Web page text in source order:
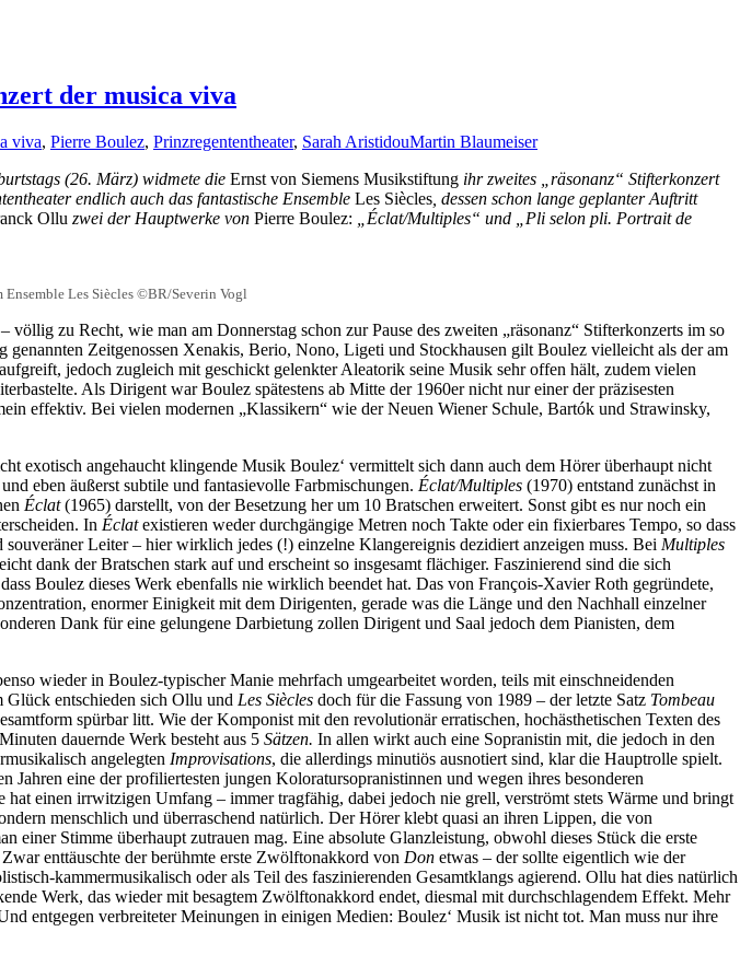
der musica viva
viva, Pierre Boulez, Prinzregententheater, Sarah AristidouMartin Blaumeiser
(26. März) widmete die Ernst von Siemens Musikstiftung ihr zweites „räsonanz“ Stifterkonzert
endlich auch das fantastische Ensemble Les Siècles , dessen schon lange geplanter Auftritt
Ollu zwei der Hauptwerke von Pierre Boulez:
„Éclat/Multiples“ und „Pli selon pli. Portrait de
Les Siècles ©BR/Severin Vogl
zu Recht, wie man am Donnerstag schon zur Pause des zweiten „räsonanz“ Stifterkonzerts im so
Zeitgenossen Xenakis, Berio, Nono, Ligeti und Stockhausen gilt Boulez vielleicht als der am
jedoch zugleich mit geschickt gelenkter Aleatorik seine Musik sehr offen hält, zudem vielen
Als Dirigent war Boulez spätestens ab Mitte der 1960er nicht nur einer der präzisesten
effektiv. Bei vielen modernen „Klassikern“ wie der Neuen Wiener Schule, Bartók und Strawinsky,
exotisch angehaucht klingende Musik Boulez‘ vermittelt sich dann auch dem Hörer überhaupt nicht
eben äußerst subtile und fantasievolle Farbmischungen. Éclat/Multiples (1970) entstand zunächst in
Éclat(1965) darstellt, von der Besetzung her um 10 Bratschen erweitert. Sonst gibt es nur noch ein
In Éclatexistieren weder durchgängige Metren noch Takte oder ein fixierbares Tempo, so dass
souveräner Leiter – hier wirklich jedes (!) einzelne Klangereignis dezidiert anzeigen muss. Bei Multiples
dank der Bratschen stark auf und erscheint so insgesamt flächiger. Faszinierend sind die sich
Boulez dieses Werk ebenfalls nie wirklich beendet hat. Das von François-Xavier Roth gegründete,
enormer Einigkeit mit dem Dirigenten, gerade was die Länge und den Nachhall einzelner
Dank für eine gelungene Darbietung zollen Dirigent und Saal jedoch dem Pianisten, dem
wieder in Boulez-typischer Manie mehrfach umgearbeitet worden, teils mit einschneidenden
Glück entschieden sich Ollu und Les Siècles doch für die Fassung von 1989 – der letzte Satz Tombeau
spürbar litt. Wie der Komponist mit den revolutionär erratischen, hochästhetischen Texten des
dauernde Werk besteht aus 5 Sätzen. In allen wirkt auch eine Sopranistin mit, die jedoch in den
angelegten Improvisations, die allerdings minutiös ausnotiert sind, klar die Hauptrolle spielt.
Jahren eine der profiliertesten jungen Koloratursopranistinnen und wegen ihres besonderen
einen irrwitzigen Umfang – immer tragfähig, dabei jedoch nie grell, verströmt stets Wärme und bringt
menschlich und überraschend natürlich. Der Hörer klebt quasi an ihren Lippen, die von
einer Stimme überhaupt zutrauen mag. Eine absolute Glanzleistung, obwohl dieses Stück die erste
enttäuschte der berühmte erste Zwölftonakkord von Don etwas – der sollte eigentlich wie der
kammermusikalisch oder als Teil des faszinierenden Gesamtklangs agierend. Ollu hat dies natürlich
Werk, das wieder mit besagtem Zwölftonakkord endet, diesmal mit durchschlagendem Effekt. Mehr
entgegen verbreiteter Meinungen in einigen Medien: Boulez‘ Musik ist nicht tot. Man muss nur ihre